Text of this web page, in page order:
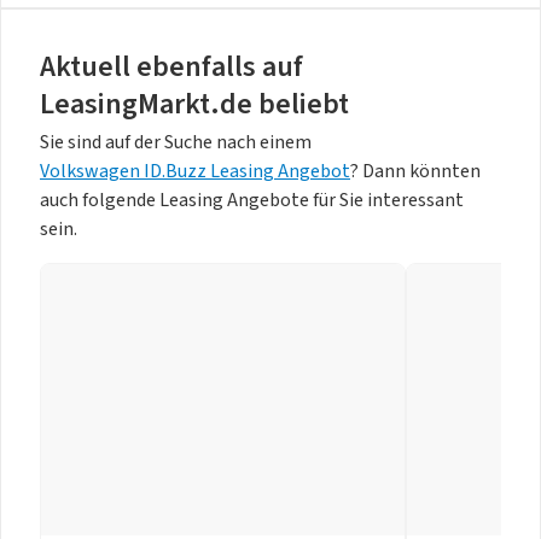
Aktuell ebenfalls auf
LeasingMarkt.de beliebt
Sie sind auf der Suche nach einem
Volkswagen ID.Buzz Leasing Angebot? Dann könnten
auch folgende Leasing Angebote für Sie interessant
sein.